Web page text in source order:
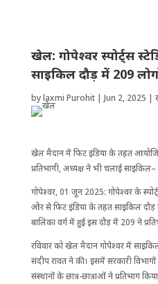
खेल: गोपेश्वर स्पोर्ट्स
साइकिल दौड़ में 209
bylaxmi Purohit| Jun 2, 2025 |
खेल मैदान में फिट इंडिया के तहत
प्रतिभागी, अध्यक्ष ने भी चलाई साइकिल–
गोपेश्वर, 01 जून 2025: गोपेश्वर के
ओर से फिट इंडिया के तहत साइकिल
बालिका वर्ग में हुई इस दौड़ में 209 ने
रविवार को खेल मैदान गोपेश्वर में
संदीप रावत ने की। इसमें सरकारी
संस्थानों के छात्र-छात्राओं ने प्रतिभाग